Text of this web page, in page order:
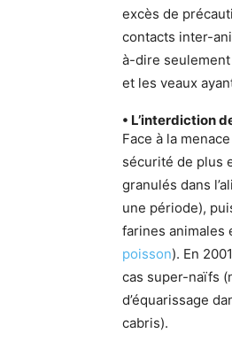
excès de
contacts inter-
à-dire seulement
et les veaux
• L’interdiction
Face à la
sécurité de plus
granulés dans
une période),
farines animales
poisson). En
cas super-naïfs
d’équarissage
cabris).